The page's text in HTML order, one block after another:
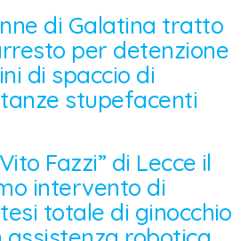
di Galatina tratto
per detenzione
di spaccio di
stupefacenti
Fazzi” di Lecce il
intervento di
totale di ginocchio